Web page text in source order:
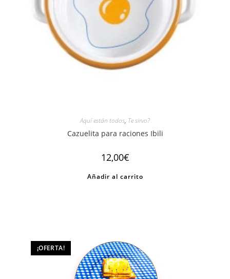
Aquí están todos, Te sirvo?
Cazuelita para raciones Ibili
12,00€
Añadir al carrito
¡OFERTA!